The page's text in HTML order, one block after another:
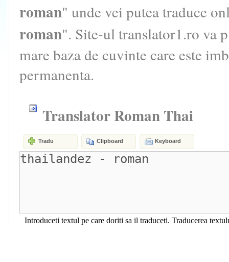
roman" unde vei putea traduce
roman". Site-ul translator1.ro va
mare baza de cuvinte care este
permanenta.
Translator Roman Thai
Tradu Clipboard Keyboard
Introduceti textul pe care doriti sa il traduceti. Traducerea